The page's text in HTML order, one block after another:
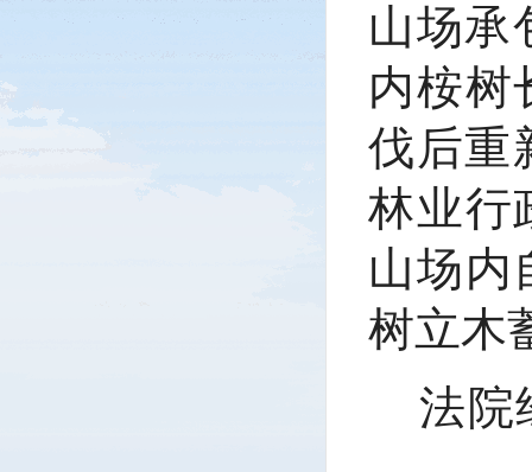
山场承
内桉树
伐后重
林业行
山场内
树立木
法院